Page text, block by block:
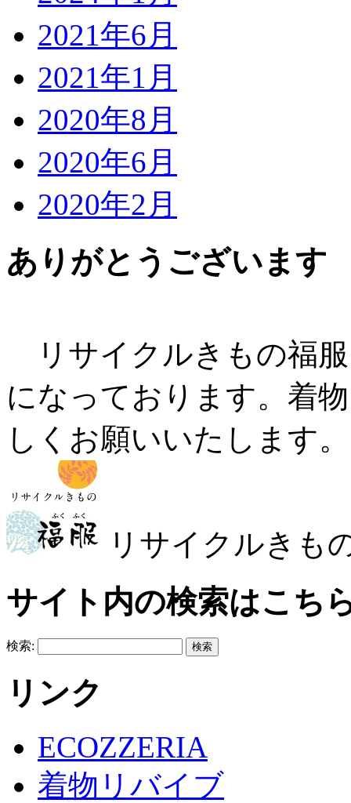
2021年6月
2021年1月
2020年8月
2020年6月
2020年2月
ありがとうございます
リサイクルきもの福
になっております。着
しくお願いいたします。
リサイクルきも
サイト内の検索はこち
検索:
リンク
ECOZZERIA
着物リバイブ